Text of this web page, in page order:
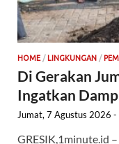
HOME / LINGKUNGAN /
Di Gerakan
Ingatkan
Jumat, 7 Agustus 2026
GRESIK,1minute.id